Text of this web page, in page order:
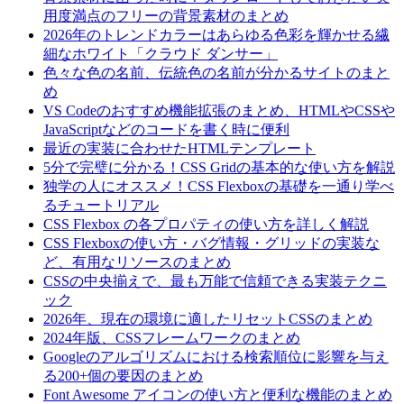
用度満点のフリーの背景素材のまとめ
2026年のトレンドカラーはあらゆる色彩を輝かせる繊
細なホワイト「クラウド ダンサー」
色々な色の名前、伝統色の名前が分かるサイトのまと
め
VS Codeのおすすめ機能拡張のまとめ、HTMLやCSSや
JavaScriptなどのコードを書く時に便利
最近の実装に合わせたHTMLテンプレート
5分で完璧に分かる！CSS Gridの基本的な使い方を解説
独学の人にオススメ！CSS Flexboxの基礎を一通り学べ
るチュートリアル
CSS Flexbox の各プロパティの使い方を詳しく解説
CSS Flexboxの使い方・バグ情報・グリッドの実装な
ど、有用なリソースのまとめ
CSSの中央揃えで、最も万能で信頼できる実装テクニ
ック
2026年、現在の環境に適したリセットCSSのまとめ
2024年版、CSSフレームワークのまとめ
Googleのアルゴリズムにおける検索順位に影響を与え
る200+個の要因のまとめ
Font Awesome アイコンの使い方と便利な機能のまとめ